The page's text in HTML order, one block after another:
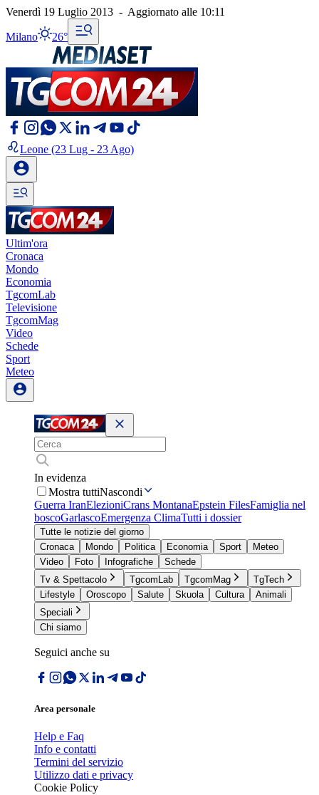
Venerdì 19 Luglio 2013 - Aggiornato alle 10:11
Milano 26°
Leone (23 Lug - 23 Ago)
Ultim'ora
Cronaca
Mondo
Economia
TgcomLab
Televisione
TgcomMag
Video
Schede
Sport
Meteo
In evidenza
Mostra tuttiNascondi
Guerra IranElezioniCrans MontanaEpstein FilesFamiglia nel
boscoGarlascoEmergenza ClimaTutti i dossier
Tutte le notizie del giorno
Cronaca
Mondo Politica Economia Sport
Meteo
Video
Foto Infografiche
Schede
Tv & Spettacolo
TgcomLab TgcomMag
TgTech
Lifestyle
Oroscopo Salute Skuola Cultura
Animali
Speciali
Chi siamo
Seguici anche su
Area personale
Help e Faq
Info e contatti
Termini del servizio
Utilizzo dati e privacy
Cookie Policy